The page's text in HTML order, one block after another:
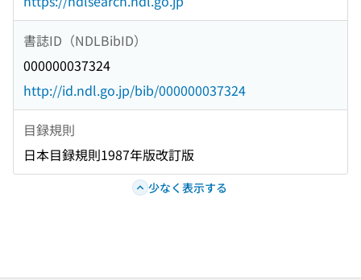
書誌ID（NDLBibID）
000000037324
http://id.ndl.go.jp/bib/000000037324
目録規則
日本目録規則1987年版改訂版
少なく表示する